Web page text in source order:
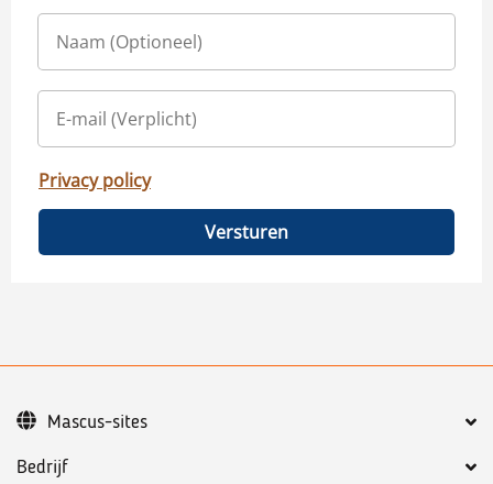
Privacy policy
Versturen
Bedrijf
Mascus-sites